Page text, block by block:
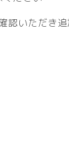
認いただき